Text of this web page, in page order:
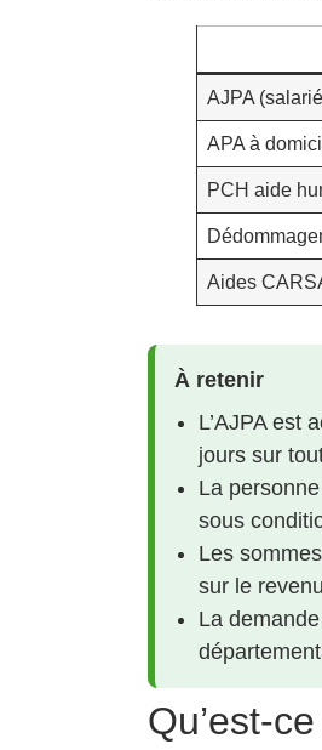
AJPA
APA à
PCH aide
Aides
À retenir
L’AJPA est
jours sur
La
sous
Les
sur le
La
Qu’est-